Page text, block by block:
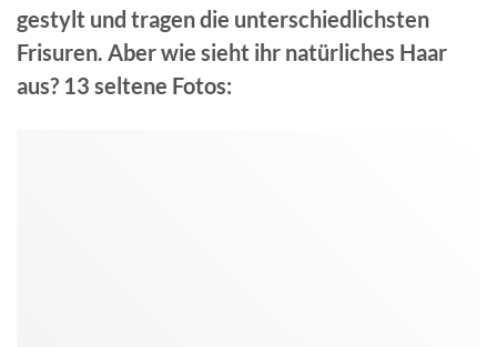
gestylt und tragen die unterschiedlichsten
Frisuren. Aber wie sieht ihr natürliches Haar
aus? 13 seltene Fotos: